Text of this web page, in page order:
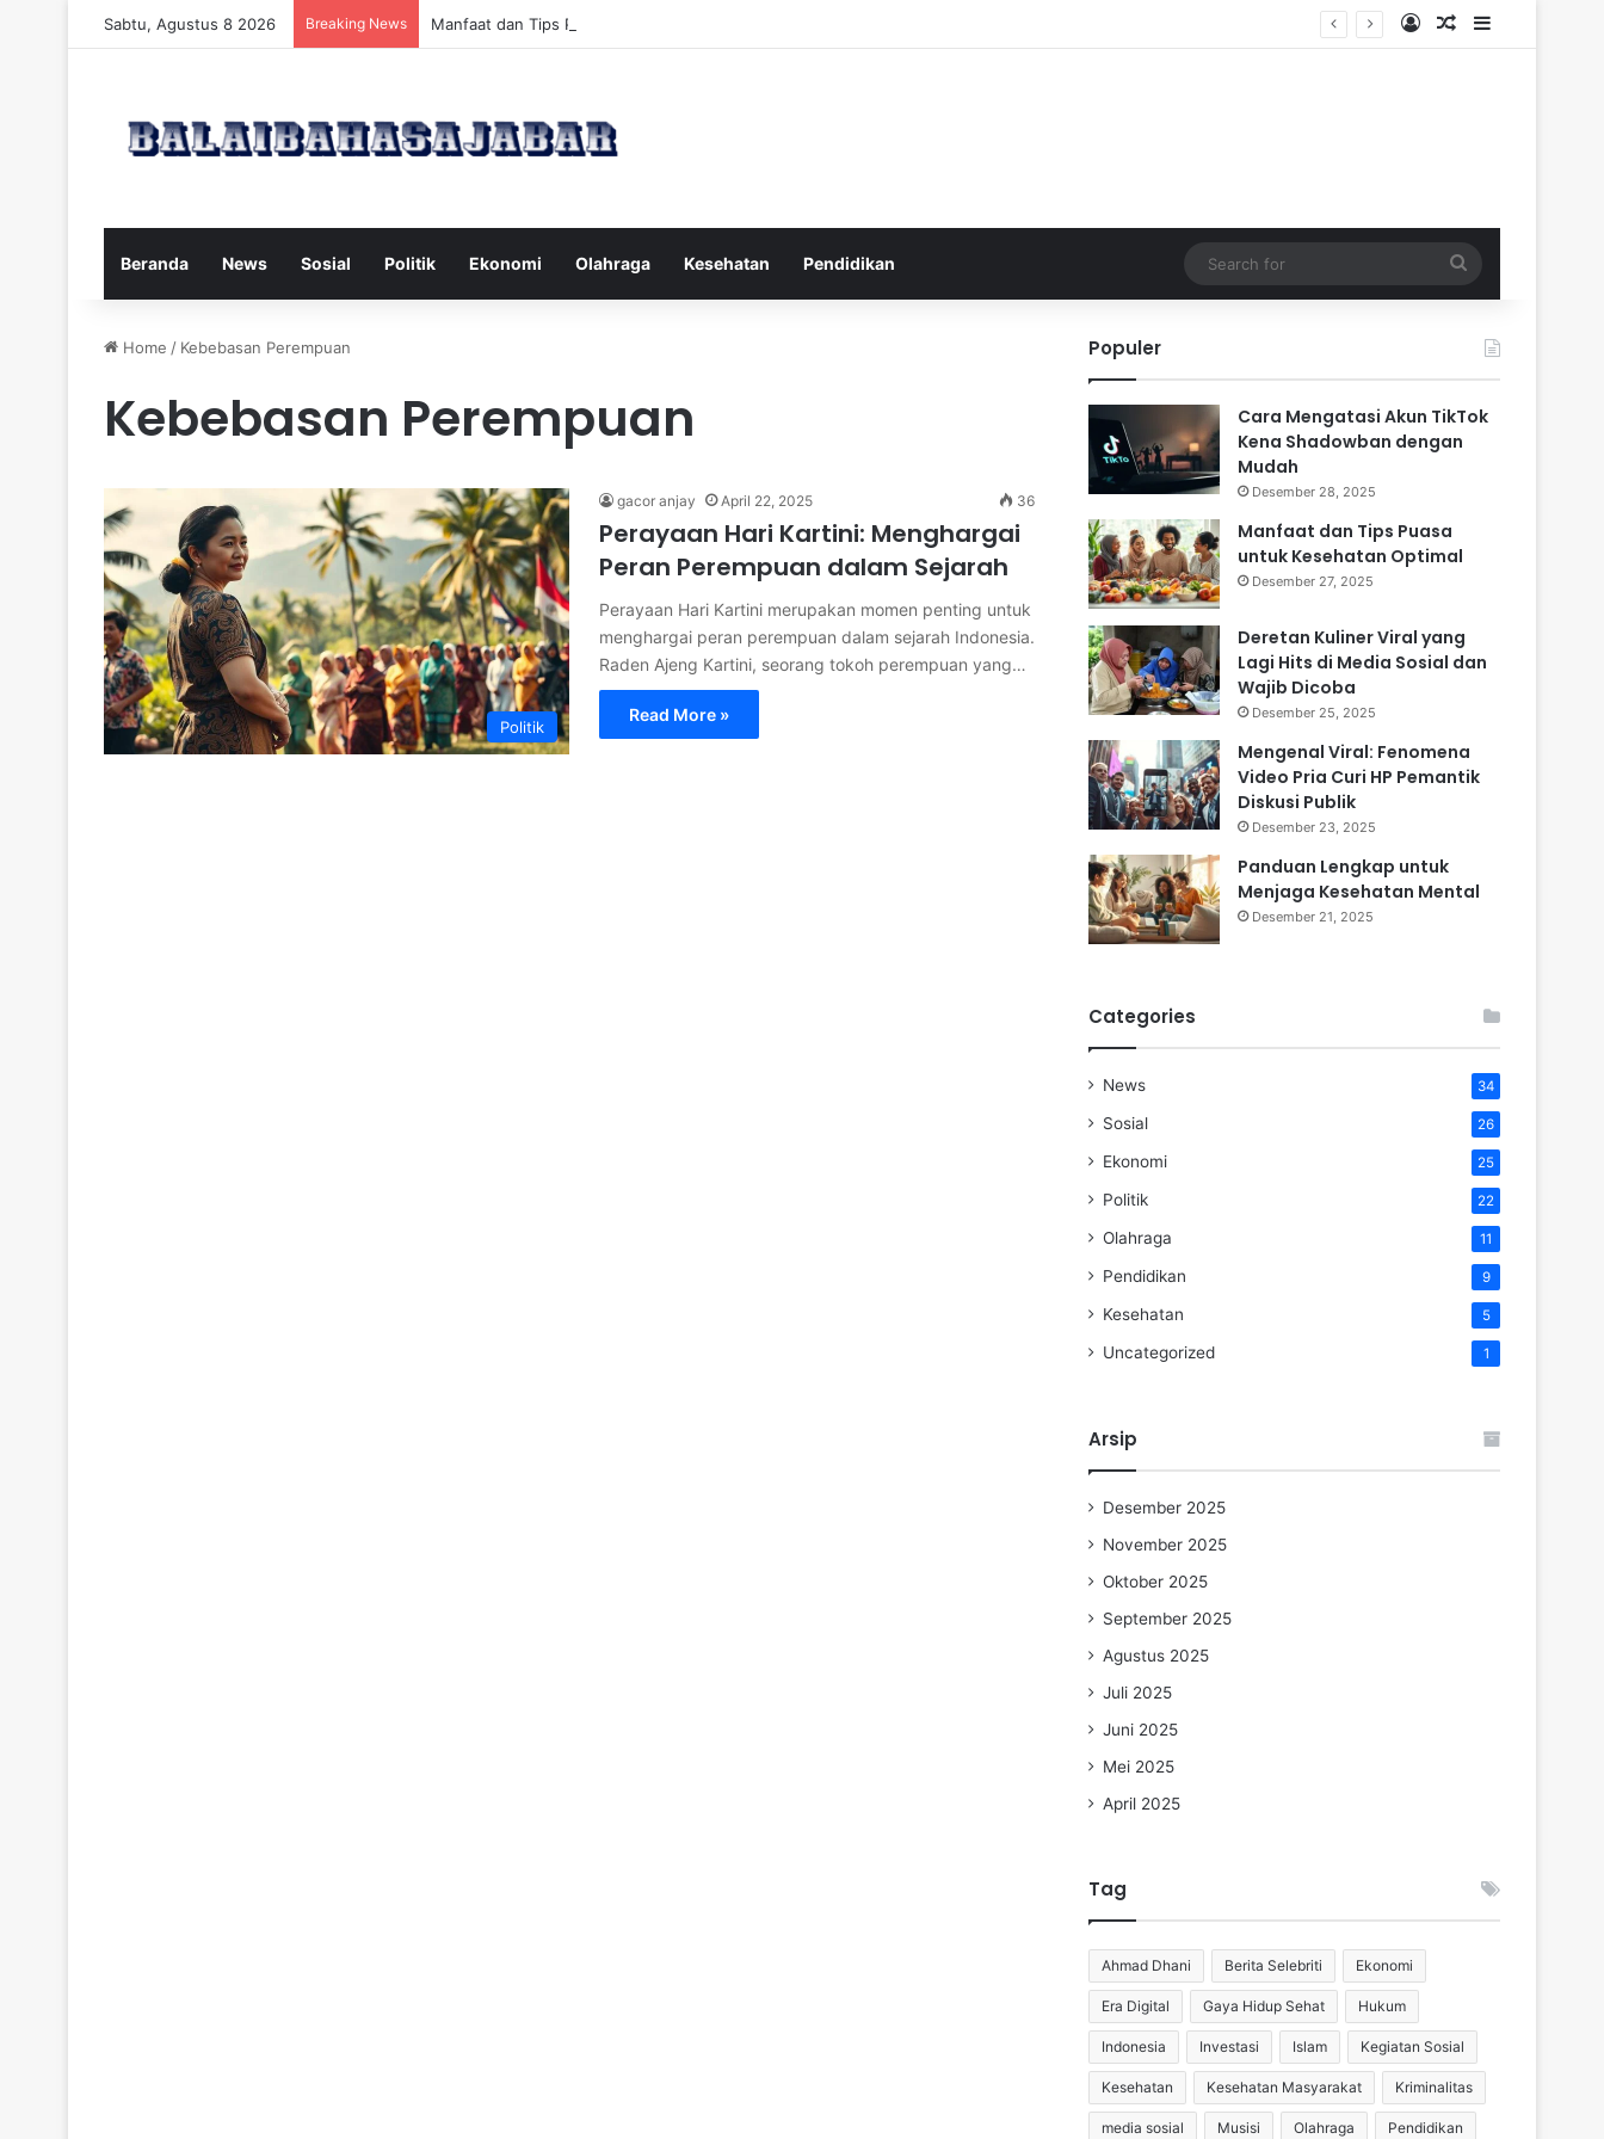
Sabtu, Agustus 8 2026 Breaking News Manfaat dan Tips Puasa untuk Kesehatan Optimal Log InRandom Article
Sidebar
Beranda News Sosial Politik Ekonomi Olahraga Kesehatan Pendidikan
for
Home / Kebebasan Perempuan
Kebebasan Perempuan
Politik
gacor anjay April 22, 2025 36
Perayaan Hari Kartini: Menghargai
Peran Perempuan dalam Sejarah
Perayaan Hari Kartini merupakan momen penting untuk
menghargai peran perempuan dalam sejarah Indonesia.
Raden Ajeng Kartini, seorang tokoh perempuan yang…
Read More »
Populer
Cara Mengatasi Akun TikTok
Kena Shadowban dengan
Mudah
Desember 28, 2025
Manfaat dan Tips Puasa
untuk Kesehatan Optimal
Desember 27, 2025
Deretan Kuliner Viral yang
Lagi Hits di Media Sosial dan
Wajib Dicoba
Desember 25, 2025
Mengenal Viral: Fenomena
Video Pria Curi HP Pemantik
Diskusi Publik
Desember 23, 2025
Panduan Lengkap untuk
Menjaga Kesehatan Mental
Desember 21, 2025
Categories
News 34
Sosial 26
Ekonomi 25
Politik 22
Olahraga 11
Pendidikan 9
Kesehatan 5
Uncategorized 1
Arsip
Desember 2025
November 2025
Oktober 2025
September 2025
Agustus 2025
Juli 2025
Juni 2025
Mei 2025
April 2025
Tag
Ahmad Dhani Berita Selebriti Ekonomi
Era Digital Gaya Hidup Sehat Hukum
Indonesia Investasi Islam Kegiatan Sosial
Kesehatan Kesehatan Masyarakat Kriminalitas
media sosial Musisi Olahraga Pendidikan